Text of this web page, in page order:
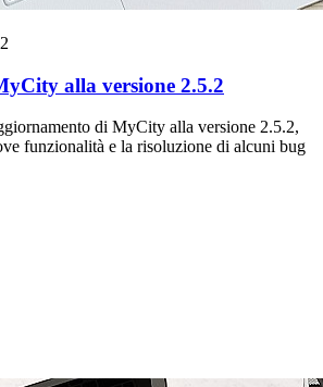
alla versione 2.5.2
di MyCity alla versione 2.5.2,
funzionalità e la risoluzione di alcuni bug